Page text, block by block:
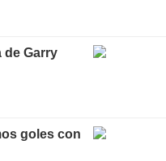
de Garry
goles con